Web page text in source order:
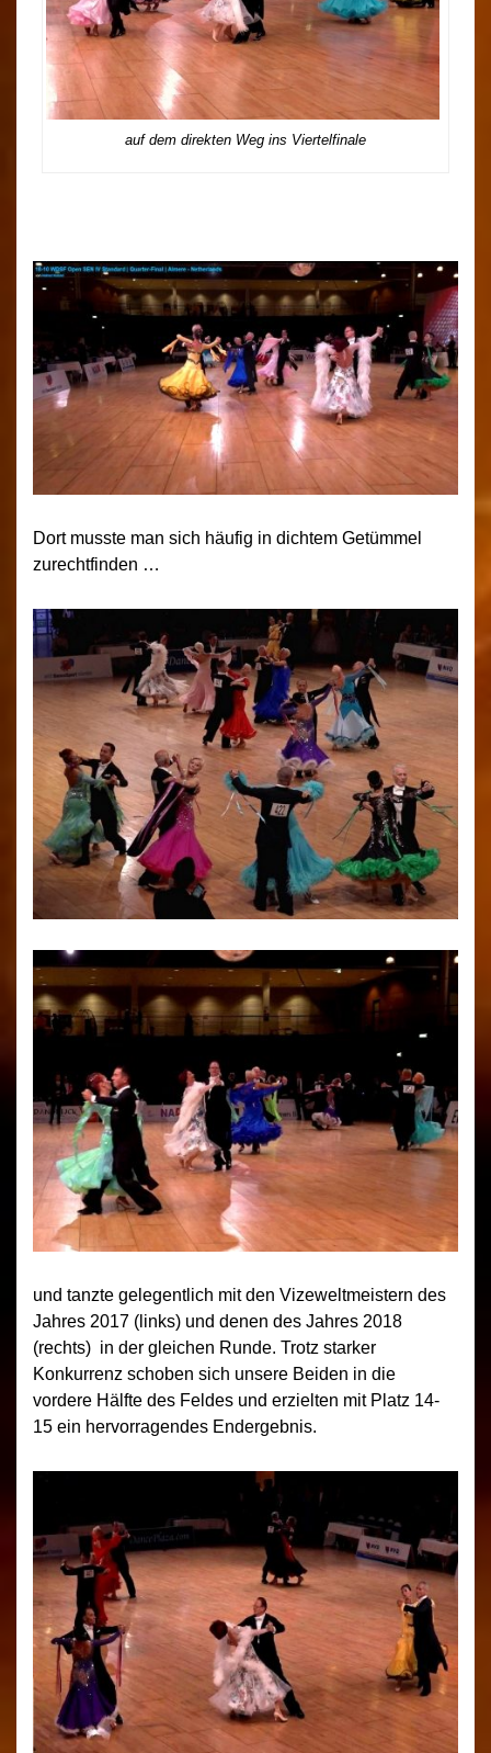
auf dem direkten Weg ins Viertelfinale
Dort musste man sich häufig in dichtem Getümmel
zurechtfinden …
und tanzte gelegentlich mit den Vizeweltmeistern des
Jahres 2017 (links) und denen des Jahres 2018
(rechts) in der gleichen Runde. Trotz starker
Konkurrenz schoben sich unsere Beiden in die
vordere Hälfte des Feldes und erzielten mit Platz 14-
15 ein hervorragendes Endergebnis.